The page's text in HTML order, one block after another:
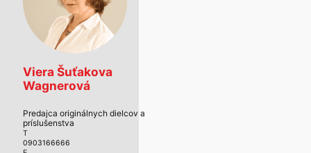
Viera Šuťakova
Wagnerová
Predajca originálnych dielcov a
príslušenstva
T
0903166666